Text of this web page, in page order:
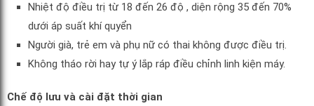
Nhiệt độ điều trị từ 18 đến 26 độ , diện rộng 35 đến 70%
dưới áp suất khí quyển
Người già, trẻ em và phụ nữ có thai không được điều trị.
Không tháo rời hay tự ý lắp ráp điều chỉnh linh kiện máy.
Chế độ lưu và cài đặt thời gian